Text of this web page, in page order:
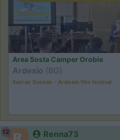
Area Sosta Camper Orobie
Ardesio (BG)
Sacrae Scenae - Ardesio film festival
12 Renna73